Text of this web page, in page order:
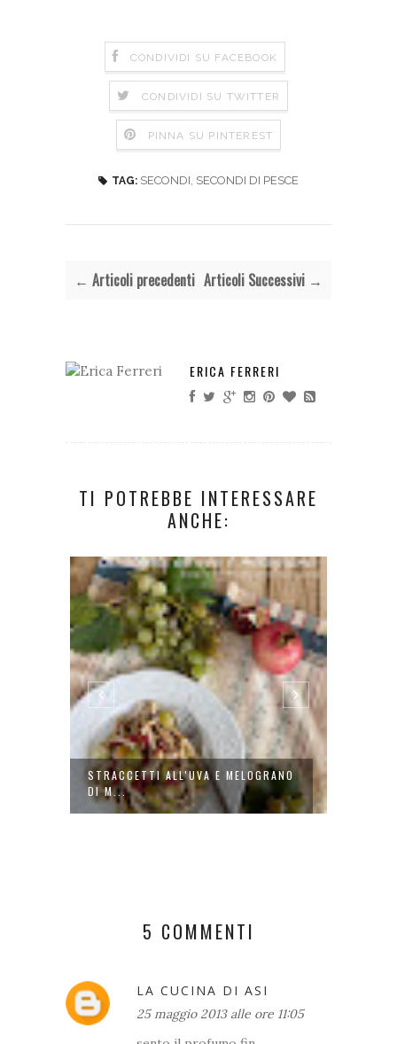
CONDIVIDI SU FACEBOOK
CONDIVIDI SU TWITTER
PINNA SU PINTEREST
TAG: SECONDI SECONDI DI PESCE
← Articoli precedenti Articoli Successivi →
ERICA FERRERI
TI POTREBBE INTERESSARE
ANCHE:
STRACCETTI ALL'UVA E MELOGRANO
DI M...
5 COMMENTI
LA CUCINA DI ASI
25 maggio 2013 alle ore 11:05